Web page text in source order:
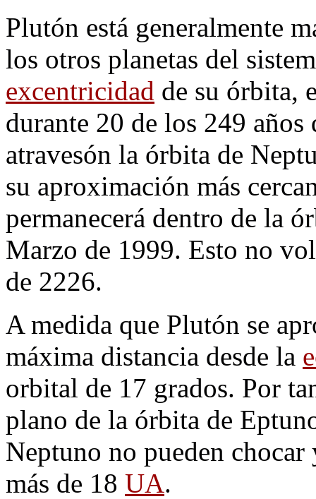
Plutón está generalmente
los otros planetas del
excentricidad de su órbita,
durante 20 de los 249
atravesón la órbita de
su aproximación más
permanecerá dentro de la
Marzo de 1999. Esto no
de 2226.
A medida que Plutón se
máxima distancia desde la
orbital de 17 grados. Por
plano de la órbita de
Neptuno no pueden
más de 18 UA.